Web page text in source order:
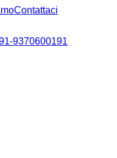
Contattaci
9370600191